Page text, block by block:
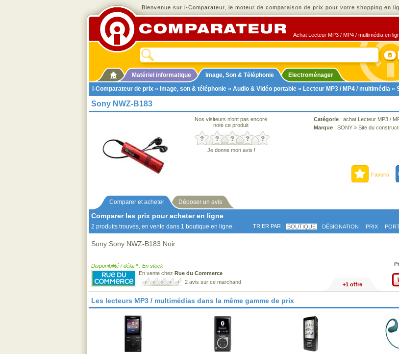
Bienvenue sur i-Comparateur, le moteur de comparaison de prix pour votre shopping en
Achat Lecteur MP3 / MP4 / multimédia en
Matériel informatique Image, Son & Téléphonie
Electroménager
i-Comparateur de prix » Image, son & téléphonie » Audio & Vidéo portable » Lecteur MP3 / MP4 / multimédia »
Sony NWZ-B183
Nos visiteurs n'ont pas encore
noté ce produit
Je donne mon avis !
Catégorie : achat Lecteur MP3 /
Marque : SONY » Site du
Favoris
Comparer et acheter Déposer un avis
Comparer les prix pour acheter en ligne
2 produits trouvés, en vente dans 1 boutique en ligne. TRIER PAR : BOUTIQUE DÉSIGNATION PRIX
Sony Sony NWZ-B183 Noir
Disponibilité / délai * : En stock
En vente chez Rue du Commerce
2 avis sur ce marchand
+1 offre
Les lecteurs MP3 / multimédias dans la même gamme de prix